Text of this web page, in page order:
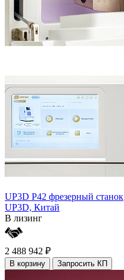
UP3D P42 фрезерный станок
UP3D, Китай
В лизинг
2 488 942 ₽
В корзину Запросить КП